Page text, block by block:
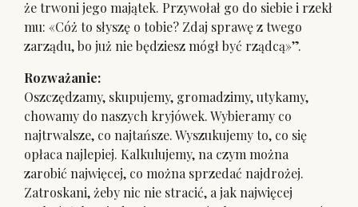
że trwoni jego majątek. Przywołał go do siebie i rzekł
mu: «Cóż to słyszę o tobie? Zdaj sprawę z twego
zarządu, bo już nie będziesz mógł być rządcą»”.
Rozważanie:
Oszczędzamy, skupujemy, gromadzimy, utykamy,
chowamy do naszych kryjówek. Wybieramy co
najtrwalsze, co najtańsze. Wyszukujemy to, co się
opłaca najlepiej. Kalkulujemy, na czym można
zarobić najwięcej, co można sprzedać najdrożej.
Zatroskani, żeby nic nie stracić, a jak najwięcej